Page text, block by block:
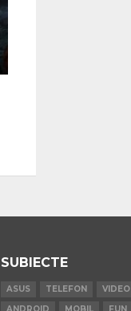
SUBIECTE
ASUS TELEFON VIDEO